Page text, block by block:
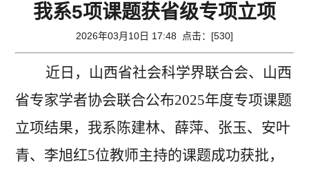
我系5项课题获省级专项立项
2026年03月10日 17:48 点击：[530]
近日，山西省社会科学界联合会、山西
省专家学者协会联合公布2025年度专项课题
立项结果，我系陈建林、薛萍、张玉、安叶
青、李旭红5位教师主持的课题成功获批，